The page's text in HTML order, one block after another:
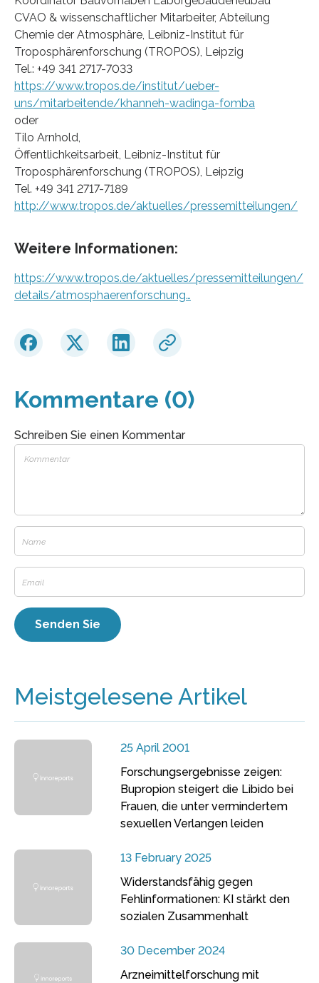
CVAO & wissenschaftlicher Mitarbeiter, Abteilung
Chemie der Atmosphäre, Leibniz-Institut für
Troposphärenforschung (TROPOS), Leipzig
Tel.: +49 341 2717-7033
https://www.tropos.de/institut/ueber-
uns/mitarbeitende/khanneh-wadinga-fomba
oder
Tilo Arnhold,
Öffentlichkeitsarbeit, Leibniz-Institut für
Troposphärenforschung (TROPOS), Leipzig
Tel. +49 341 2717-7189
http://www.tropos.de/aktuelles/pressemitteilungen/
Weitere Informationen:
https://www.tropos.de/aktuelles/pressemitteilungen/
details/atmosphaerenforschung…
Kommentare (0)
Schreiben Sie einen Kommentar
Meistgelesene Artikel
25 April 2001
Forschungsergebnisse zeigen:
Bupropion steigert die Libido bei
Frauen, die unter vermindertem
sexuellen Verlangen leiden
13 February 2025
Widerstandsfähig gegen
Fehlinformationen: KI stärkt den
sozialen Zusammenhalt
30 December 2024
Arzneimittelforschung mit